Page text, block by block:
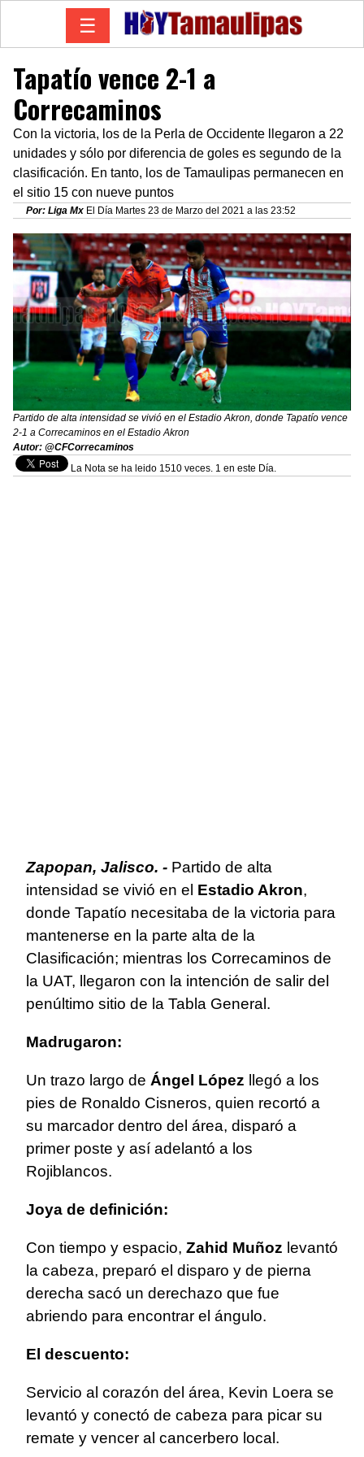
☰
Tapatío vence 2-1 a
Correcaminos
Con la victoria, los de la Perla de Occidente llegaron a 22
unidades y sólo por diferencia de goles es segundo de la
clasificación. En tanto, los de Tamaulipas permanecen en
el sitio 15 con nueve puntos
Por: Liga Mx El Día Martes 23 de Marzo del 2021 a las 23:52
Partido de alta intensidad se vivió en el Estadio Akron, donde Tapatío vence
2-1 a Correcaminos en el Estadio Akron
Autor: @CFCorrecaminos
La Nota se ha leido 1510 veces. 1 en este Día.
Zapopan, Jalisco. - Partido de alta
intensidad se vivió en el Estadio Akron,
donde Tapatío necesitaba de la victoria para
mantenerse en la parte alta de la
Clasificación; mientras los Correcaminos de
la UAT, llegaron con la intención de salir del
penúltimo sitio de la Tabla General.
Madrugaron:
Un trazo largo de Ángel López llegó a los
pies de Ronaldo Cisneros, quien recortó a
su marcador dentro del área, disparó a
primer poste y así adelantó a los
Rojiblancos.
Joya de definición:
Con tiempo y espacio, Zahid Muñoz levantó
la cabeza, preparó el disparo y de pierna
derecha sacó un derechazo que fue
abriendo para encontrar el ángulo.
El descuento:
Servicio al corazón del área, Kevin Loera se
levantó y conectó de cabeza para picar su
remate y vencer al cancerbero local.